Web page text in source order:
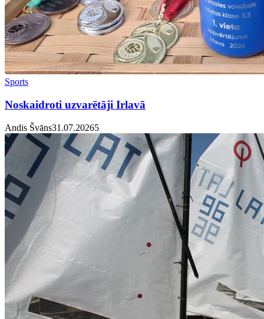
Sports
Noskaidroti uzvarētāji Irlavā
Andis Švāns31.07.20265